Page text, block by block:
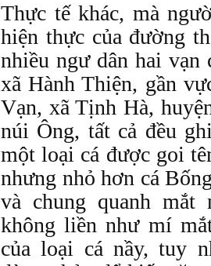
Thực tế khác, mà
hiện thực của đường
nhiều ngư dân hai
xã Hành Thiện, gần
Vạn, xã Tịnh Hà,
núi Ông, tất cả đều
một loại cá được goi
nhưng nhỏ hơn cá
và chung quanh
không liền như mí
của loại cá nầy, tuy